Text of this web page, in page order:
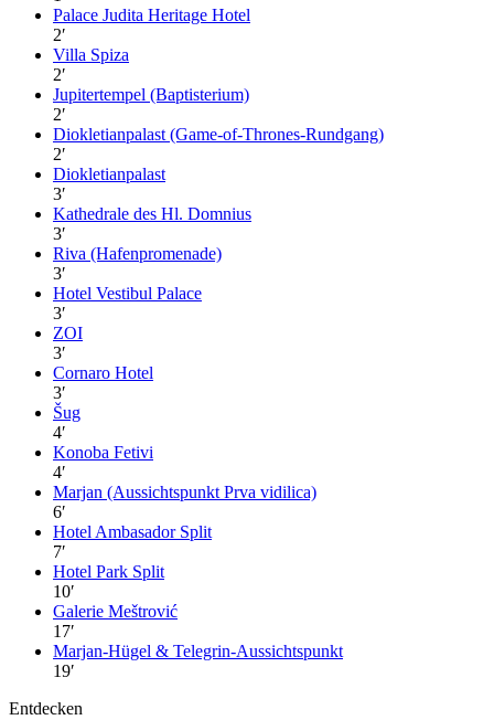
Palace Judita Heritage Hotel
2′
Villa Spiza
2′
Jupitertempel (Baptisterium)
2′
Diokletianpalast (Game-of-Thrones-Rundgang)
2′
Diokletianpalast
3′
Kathedrale des Hl. Domnius
3′
Riva (Hafenpromenade)
3′
Hotel Vestibul Palace
3′
ZOI
3′
Cornaro Hotel
3′
Šug
4′
Konoba Fetivi
4′
Marjan (Aussichtspunkt Prva vidilica)
6′
Hotel Ambasador Split
7′
Hotel Park Split
10′
Galerie Meštrović
17′
Marjan-Hügel & Telegrin-Aussichtspunkt
19′
Entdecken